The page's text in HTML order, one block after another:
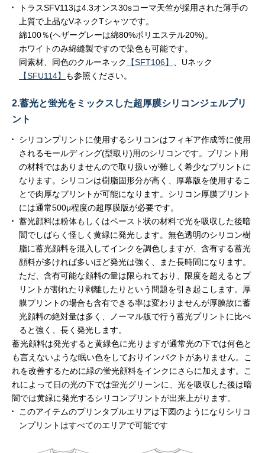
トラスSFV113は4.3オンス30sコーマ天竺が採用された薄手の
上質で上品なVネックTシャツです。
綿100％(ヘザーグレーは綿80%ポリエステル20%)。
ホワイトのみ綿縫製ですので染色も可能です。
同素材、同色のクルーネック
【SFT106】
、Uネック
【SFU114】
も参照ください。
2.蓄光と蛍光をミックスした超厚膜シリコンジェルプリ
ント
シリコンプリントに使用するシリコンはフィギア作成等に使用
されるモールディング(型取り)用のシリコンです。プリント用
の材料ではありませんので取り扱いが難しく希少なプリントに
なります。シリコンは樹脂固形分が高く、厚幕版を使用するこ
とで肉厚なプリントが可能になります。シリコン厚膜プリント
には通常500μ程度の超厚膜版が必要です。
蓄光顔料は粉体もしくはペースト状の材料で光を吸収した後暗
闇でしばらく怪しく黄緑に発光します。無色透明のシリコン樹
脂に蓄光顔料を混入してインクを調色しますが、含有する蓄光
顔料が多ければ多いほど発光は強く、また長時間になります。
ただ、含有可能な顔料の量は限られており、限度を超えるとプ
リントが割れたり剥離したりという問題を引き起こします。厚
膜プリントの場合も含有できる率は変わりませんが厚膜故に蓄
光顔料の絶対量は多く、ノーマル版で行う蓄光プリントに比べ
ると強く、長く発光します。
蓄光顔料は発光すると黄緑色に光りますが通常光の下では何色と
も言えないような眠い色をしておりインパクトがありません。こ
れを改善するために緑の蛍光顔料をインクにさらに加えます。こ
れによって日の光の下では蛍光グリーンに、光を吸収した後は暗
闇では黄緑に発光するシリコンプリントが出来上がります。
このアイテムのプリンタブルエリアは下図のようになりシリコ
ンプリントはすべてのエリアで可能です